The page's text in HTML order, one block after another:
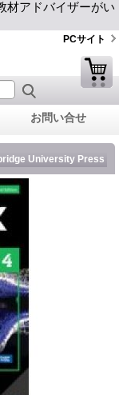
材アドバイザーがい
PCサイト
お問い合せ
University Press